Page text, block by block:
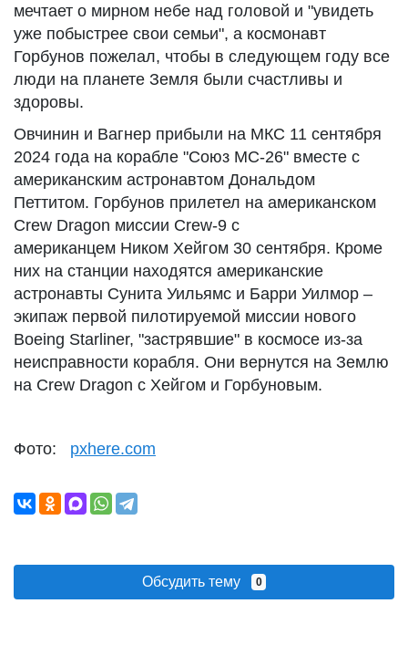
мечтает о мирном небе над головой и "увидеть
уже побыстрее свои семьи", а космонавт
Горбунов пожелал, чтобы в следующем году все
люди на планете Земля были счастливы и
здоровы.
Овчинин и Вагнер прибыли на МКС 11 сентября
2024 года на корабле "Союз МС-26" вместе с
американским астронавтом Дональдом
Петтитом. Горбунов прилетел на американском
Crew Dragon миссии Crew-9 с
американцем Ником Хейгом 30 сентября. Кроме
них на станции находятся американские
астронавты Сунита Уильямс и Барри Уилмор –
экипаж первой пилотируемой миссии нового
Boeing Starliner, "застрявшие" в космосе из-за
неисправности корабля. Они вернутся на Землю
на Crew Dragon с Хейгом и Горбуновым.
Фото: pxhere.com
Обсудить тему 0